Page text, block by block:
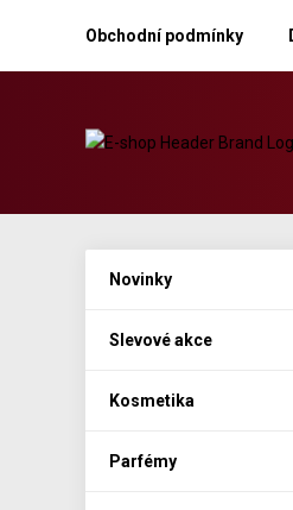
Obchodní podmínky
Novinky
Slevové akce
Kosmetika
Parfémy